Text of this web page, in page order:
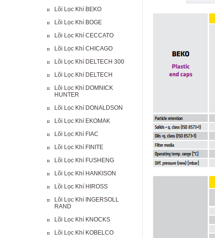
Lõi Lọc Khí BEKO
Lõi Lọc Khí BOGE
Lõi Lọc Khí CECCATO
Lõi Lọc Khí CHICAGO
Lõi Lọc Khí DELTECH 300
Lõi Lọc Khí DELTECH
Lõi Lọc Khí DOMNICK
HUNTER
Lõi Lọc Khí DONALDSON
Lõi Lọc Khí EKOMAK
Lõi Lọc Khí FIAC
Lõi Lọc Khí FINITE
Lõi Lọc Khí FUSHENG
Lõi Lọc Khí HANKISON
Lõi Lọc Khí HIROSS
Lõi Lọc Khí INGERSOLL
RAND
Lõi Lọc Khí KNOCKS
Lõi Lọc Khí KOBELCO